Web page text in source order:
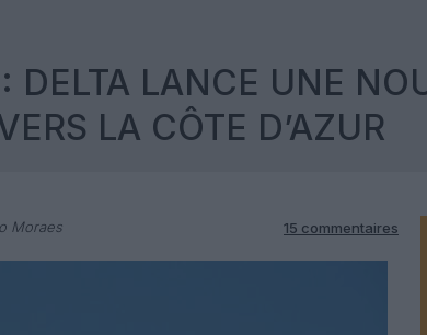
DELTA LANCE UNE
LA CÔTE D’AZUR
Moraes 15 commentaires